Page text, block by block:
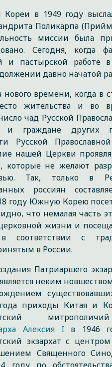
в 1949 году
Поликарпа
миссии была
Сегодня, когда
и пастырской
давно начатой
нового времени, когда
жительства и во
чад Русской
и граждане других
Русской
нашей Церкви
которые не желают
Так, только в
россиян
году Южную Корею
что немалая часть
жизни и
в соответствии с
в России.
Патриаршего
неким
года приходы Китая и
Алексия I в 1946
экзархат с
Священного